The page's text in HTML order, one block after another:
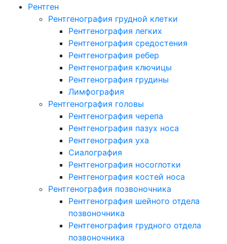
Рентген
Рентгенография грудной клетки
Рентгенография легких
Рентгенография средостения
Рентгенография ребер
Рентгенография ключицы
Рентгенография грудины
Лимфография
Рентгенография головы
Рентгенография черепа
Рентгенография пазух носа
Рентгенография уха
Сиалография
Рентгенография носоглотки
Рентгенография костей носа
Рентгенография позвоночника
Рентгенография шейного отдела
позвоночника
Рентгенография грудного отдела
позвоночника